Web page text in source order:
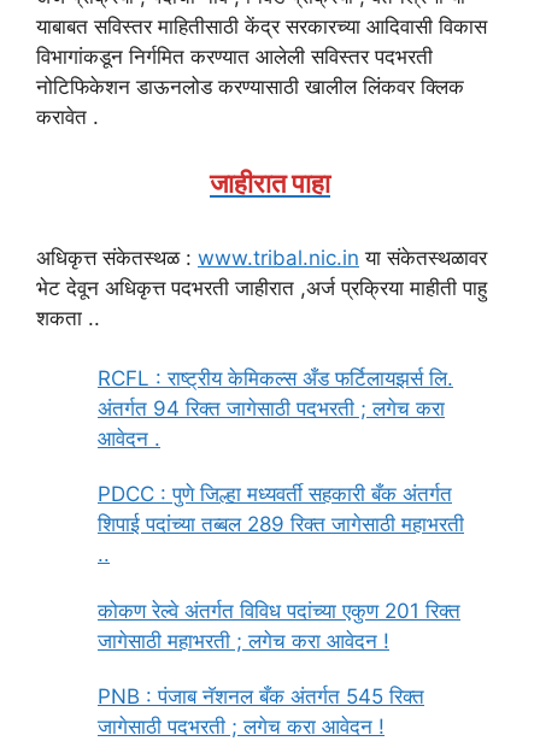
याबाबत सविस्तर माहितीसाठी केंद्र सरकारच्या आदिवासी विकास
विभागांकडून निर्गमित करण्यात आलेली सविस्तर पदभरती
नोटिफिकेशन डाऊनलोड करण्यासाठी खालील लिंकवर क्लिक
करावेत .
जाहीरात पाहा
अधिकृत्त संकेतस्थळ : www.tribal.nic.in या संकेतस्थळावर
भेट देवून अधिकृत्त पदभरती जाहीरात ,अर्ज प्रक्रिया माहीती पाहु
शकता ..
RCFL : राष्ट्रीय केमिकल्स अँड फर्टिलायझर्स लि.
अंतर्गत 94 रिक्त जागेसाठी पदभरती ; लगेच करा
आवेदन .
PDCC : पुणे जिल्हा मध्यवर्ती सहकारी बँक अंतर्गत
शिपाई पदांच्या तब्बल 289 रिक्त जागेसाठी महाभरती
..
कोकण रेल्वे अंतर्गत विविध पदांच्या एकुण 201 रिक्त
जागेसाठी महाभरती ; लगेच करा आवेदन !
PNB : पंजाब नॅशनल बँक अंतर्गत 545 रिक्त
जागेसाठी पदभरती ; लगेच करा आवेदन !